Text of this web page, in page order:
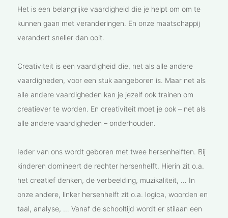
Het is een belangrijke vaardigheid die je helpt om om te
kunnen gaan met veranderingen. En onze maatschappij
verandert sneller dan ooit.
Creativiteit is een vaardigheid die, net als alle andere
vaardigheden, voor een stuk aangeboren is. Maar net als
alle andere vaardigheden kan je jezelf ook trainen om
creatiever te worden. En creativiteit moet je ook – net als
alle andere vaardigheden – onderhouden.
Ieder van ons wordt geboren met twee hersenhelften. Bij
kinderen domineert de rechter hersenhelft. Hierin zit o.a.
het creatief denken, de verbeelding, muzikaliteit, … In
onze andere, linker hersenhelft zit o.a. logica, woorden en
taal, analyse, … Vanaf de schooltijd wordt er stilaan een